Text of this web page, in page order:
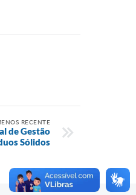
RECENTE
de Gestão
Sólidos